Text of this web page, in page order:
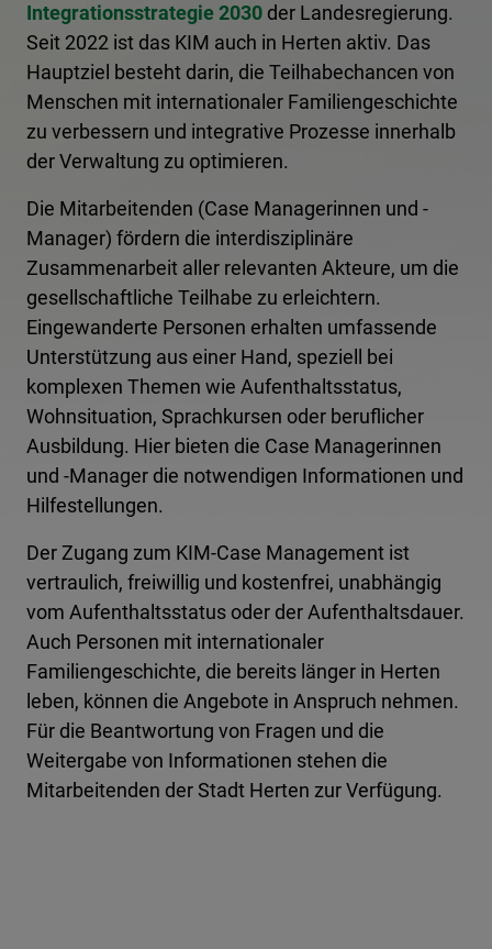
Integrationsstrategie 2030 der Landesregierung.
Seit 2022 ist das KIM auch in Herten aktiv. Das
Hauptziel besteht darin, die Teilhabechancen von
Menschen mit internationaler Familiengeschichte
zu verbessern und integrative Prozesse innerhalb
der Verwaltung zu optimieren.
Die Mitarbeitenden (Case Managerinnen und -
Manager) fördern die interdisziplinäre
Zusammenarbeit aller relevanten Akteure, um die
gesellschaftliche Teilhabe zu erleichtern.
Eingewanderte Personen erhalten umfassende
Unterstützung aus einer Hand, speziell bei
komplexen Themen wie Aufenthaltsstatus,
Wohnsituation, Sprachkursen oder beruflicher
Ausbildung. Hier bieten die Case Managerinnen
und -Manager die notwendigen Informationen und
Hilfestellungen.
Der Zugang zum KIM-Case Management ist
vertraulich, freiwillig und kostenfrei, unabhängig
vom Aufenthaltsstatus oder der Aufenthaltsdauer.
Auch Personen mit internationaler
Familiengeschichte, die bereits länger in Herten
leben, können die Angebote in Anspruch nehmen.
Für die Beantwortung von Fragen und die
Weitergabe von Informationen stehen die
Mitarbeitenden der Stadt Herten zur Verfügung.